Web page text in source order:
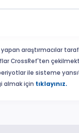
yapan araştırmacılar
CrossRef'ten
ile sisteme
almak için tıklayınız.